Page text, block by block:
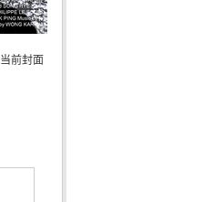
当前封面